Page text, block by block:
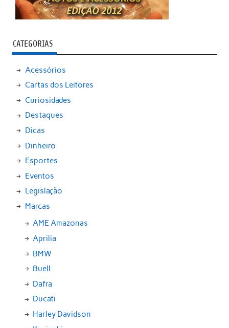
CATEGORIAS
Acessórios
Cartas dos Leitores
Curiosidades
Destaques
Dicas
Dinheiro
Esportes
Eventos
Legislação
Marcas
AME Amazonas
Aprilia
BMW
Buell
Dafra
Ducati
Harley Davidson